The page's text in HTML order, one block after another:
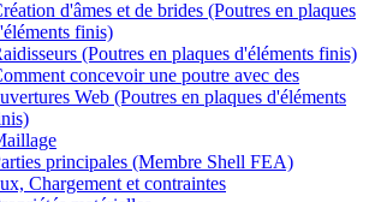
d'âmes et de brides (Poutres en plaques
finis)
(Poutres en plaques d'éléments finis)
concevoir une poutre avec des
Web (Poutres en plaques d'éléments
principales (Membre Shell FEA)
Chargement et contraintes